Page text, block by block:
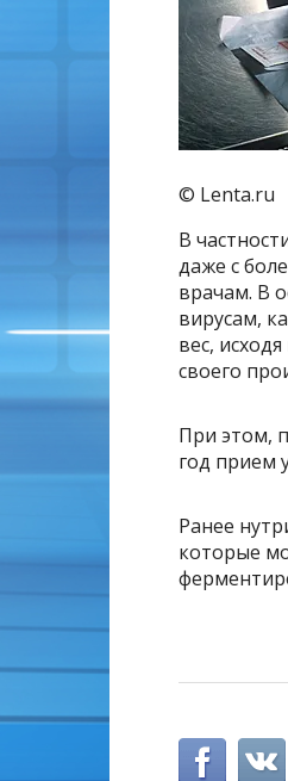
© Lenta.ru
В
даже с
врачам. В
вирусам,
вес,
своего
При этом,
год прием
Ранее
которые